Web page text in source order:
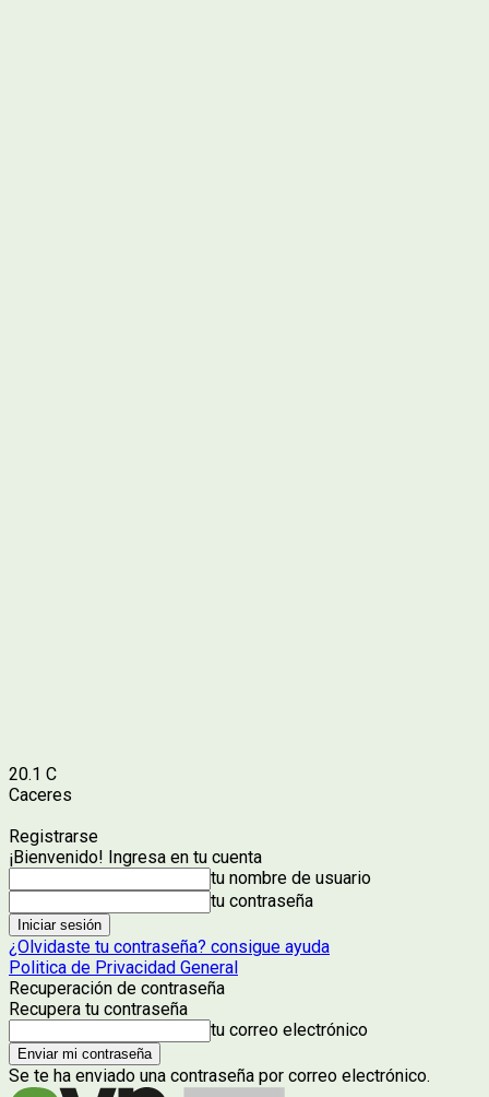
20.1 C
Caceres
Registrarse
¡Bienvenido! Ingresa en tu cuenta
tu nombre de usuario
tu contraseña
¿Olvidaste tu contraseña? consigue ayuda
Politica de Privacidad General
Recuperación de contraseña
Recupera tu contraseña
tu correo electrónico
Se te ha enviado una contraseña por correo electrónico.